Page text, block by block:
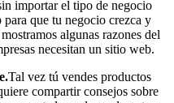
importar el tipo de negocio
que tu negocio crezca y
algunas razones del
necesitan un sitio web.
Tal vez tú vendes productos
compartir consejos sobre